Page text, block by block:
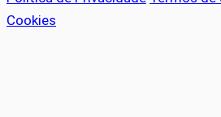
Cookies